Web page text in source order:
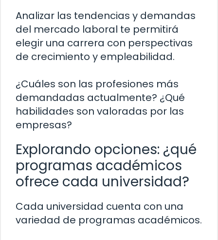
Analizar las tendencias y demandas
del mercado laboral te permitirá
elegir una carrera con perspectivas
de crecimiento y empleabilidad.
¿Cuáles son las profesiones más
demandadas actualmente? ¿Qué
habilidades son valoradas por las
empresas?
Explorando opciones: ¿qué
programas académicos
ofrece cada universidad?
Cada universidad cuenta con una
variedad de programas académicos.